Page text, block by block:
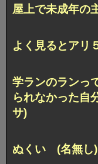
屋上で未成年の
よく見るとア
学ランのランっ
られなかった自
サ)
ぬくい (名無し)